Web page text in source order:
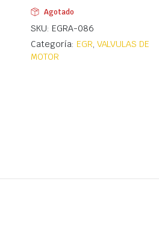
Agotado
SKU: EGRA-086
Categoría: EGR, VALVULAS DE
MOTOR